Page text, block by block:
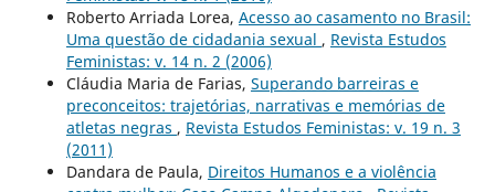
Roberto Arriada Lorea, Acesso ao casamento no Brasil:
Uma questão de cidadania sexual , Revista Estudos
Feministas: v. 14 n. 2 (2006)
Cláudia Maria de Farias, Superando barreiras e
preconceitos: trajetórias, narrativas e memórias de
atletas negras , Revista Estudos Feministas: v. 19 n. 3
(2011)
Dandara de Paula, Direitos Humanos e a violência